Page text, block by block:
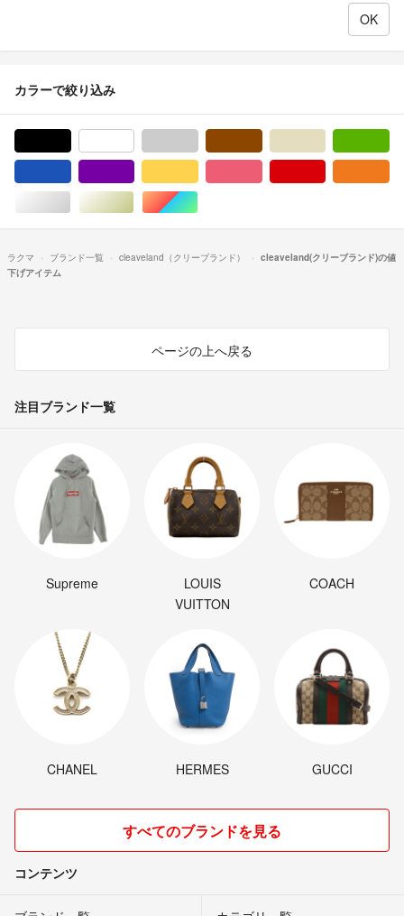
カラーで絞り込み
シルバー/銀色系ゴールド/金色系マルチカラー
ラクマ ブランド一覧 cleaveland（クリーブランド）
cleaveland(クリーブランド)の値
下げアイテム
ページの上へ戻る
注目ブランド一覧
Supreme
LOUIS
VUITTON
COACH
CHANEL HERMES GUCCI
すべてのブランドを見る
コンテンツ